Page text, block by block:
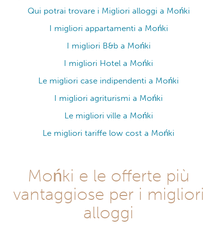
Qui potrai trovare i Migliori alloggi a Mońki
I migliori appartamenti a Mońki
I migliori B&b a Mońki
I migliori Hotel a Mońki
Le migliori case indipendenti a Mońki
I migliori agriturismi a Mońki
Le migliori ville a Mońki
Le migliori tariffe low cost a Mońki
Mońki e le offerte più
vantaggiose per i migliori
alloggi